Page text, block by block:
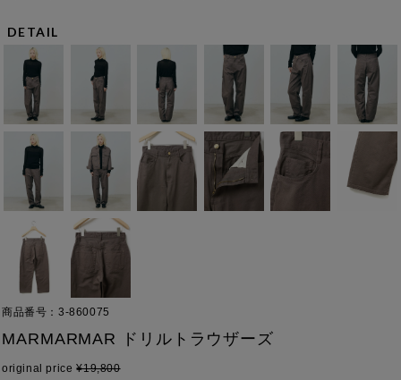
DETAIL
商品番号 3-860075
MARMARMAR ドリルトラウザーズ
original price ¥19,800